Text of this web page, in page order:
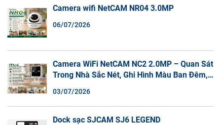
Camera wifi NetCAM NR04 3.0MP
06/07/2026
Camera WiFi NetCAM NC2 2.0MP – Quan Sát
Trong Nhà Sắc Nét, Ghi Hình Màu Ban Đêm,
03/07/2026
Dock sạc SJCAM SJ6 LEGEND